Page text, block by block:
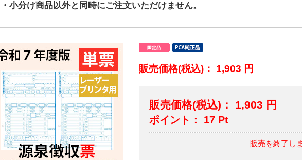
・小分け商品以外と同時にご注文いただけません。
販売価格(税込)： 1,903 円
販売価格(税込)： 1,903 円
ポイント： 17 Pt
販売を終了し